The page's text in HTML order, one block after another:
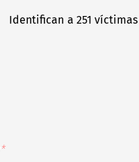
Identifican a 251
*